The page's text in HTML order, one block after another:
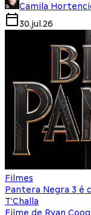
Camila
30.jul.26
Filmes
Pantera Negra 3 é
T'Challa
Filme de Ryan